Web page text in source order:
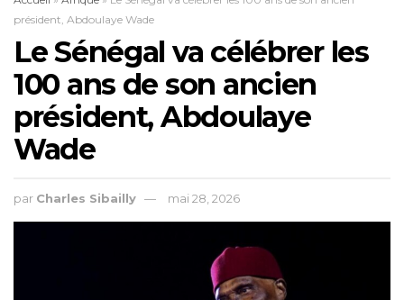
président, Abdoulaye Wade
Le Sénégal va célébrer les
100 ans de son ancien
président, Abdoulaye
Wade
par Charles Sibailly mai 28, 2026